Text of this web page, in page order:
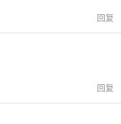
回复
回复